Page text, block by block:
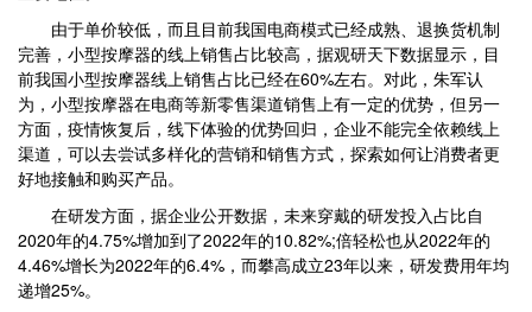
由于单价较低，而且目前我国电商模式已经成熟、退换货机制
完善，小型按摩器的线上销售占比较高，据观研天下数据显示，目
前我国小型按摩器线上销售占比已经在60%左右。对此，朱军认
为，小型按摩器在电商等新零售渠道销售上有一定的优势，但另一
方面，疫情恢复后，线下体验的优势回归，企业不能完全依赖线上
渠道，可以去尝试多样化的营销和销售方式，探索如何让消费者更
好地接触和购买产品。
在研发方面，据企业公开数据，未来穿戴的研发投入占比自
2020年的4.75%增加到了2022年的10.82%;倍轻松也从2022年的
4.46%增长为2022年的6.4%，而攀高成立23年以来，研发费用年均
递增25%。